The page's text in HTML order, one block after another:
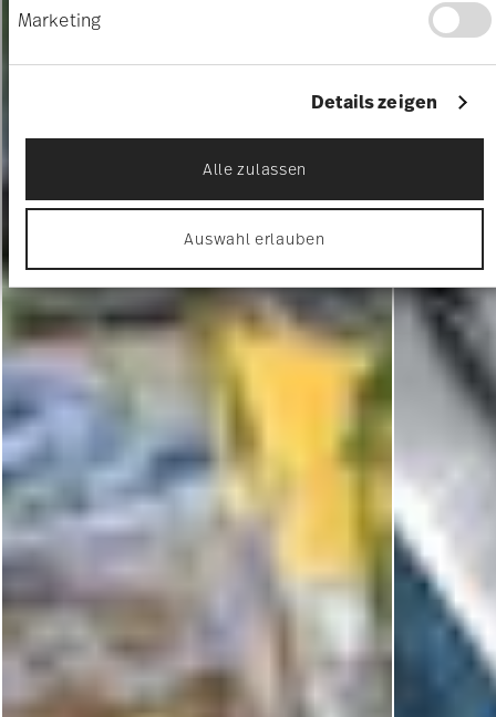
Ihr Gerät durch aktives Scannen nach
identifizieren
Erfahren Sie mehr darüber, wie Ihre persönlichen
Daten verarbeitet werden, und legen Sie Ihre
Präferenzen imAbschnitt Einzelheitenfest.
Wir verwenden Cookies, um Inhalte und Anzeigen
zu personalisieren, Funktionen für soziale Medien
Website zu analysieren. Außerdem geben wir
Informationen zu Ihrer Verwendung unserer Website
an unsere Partner für soziale Medien, Werbung und
Analysen weiter. Unsere Partner führen diese
Informationen möglicherweise mit weiteren Daten
zusammen, die Sie ihnen bereitgestellt haben oder
die sie im Rahmen Ihrer Nutzung der Dienste
gesammelt haben.
Marketing
Details zeigen
Alle zulassen
Auswahl erlauben